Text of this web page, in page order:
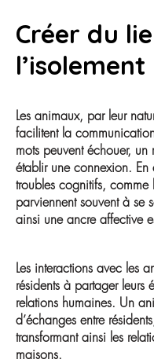
Créer du
l’isolement
Les animaux, par leur
facilitent la
mots peuvent échouer,
établir une connexion. En
troubles cognitifs, comme
parviennent souvent à se
ainsi une ancre affective
Les interactions avec les
résidents à partager leurs
relations humaines. Un
d’échanges entre
transformant ainsi les
maisons.